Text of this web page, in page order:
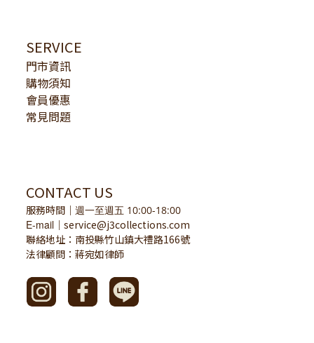
SERVICE
門市資訊
購物須知
會員優惠
常見問題
CONTACT US
服務時間 ｜ 週一至週五 10:00-18:00
E-mail ｜ service@j3collections.com
聯絡地址：南投縣竹山鎮大禮路166號
法律顧問：蔣宛如律師